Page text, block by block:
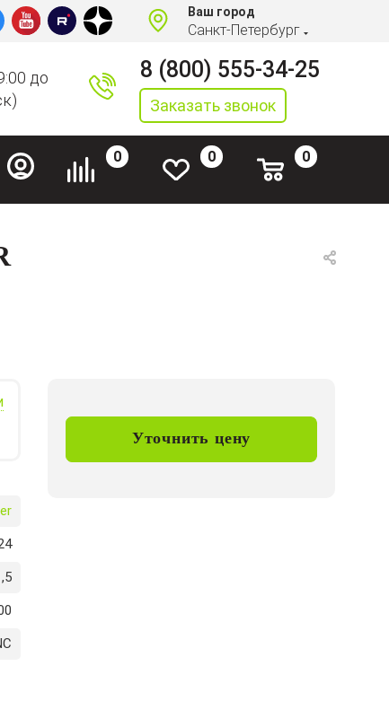
Ваш город
Санкт-Петербург
до
8 (800) 555-34-25
Заказать звонок
0 0 0
Уточнить цену